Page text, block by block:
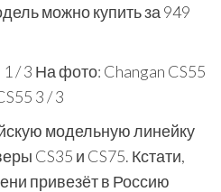
можно купить за 949
1 / 3 На фото: Changan CS55
3/ 3
модельную линейку
CS35 и CS75. Кстати,
привезёт в Россию